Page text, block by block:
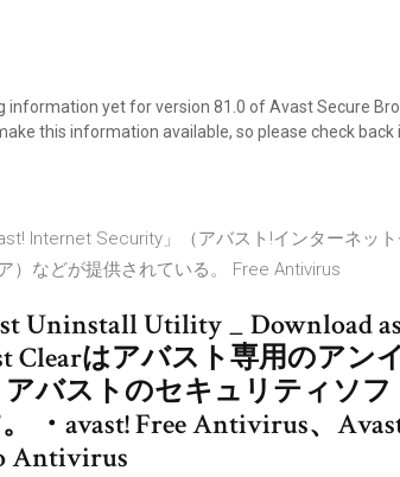
information yet for version 81.0 of Avast Secure
this information available, so please check
Internet Security」（アバスト!インターネッ
）などが提供されている。 Free Antivirus
Uninstall Utility _ Download
Clearはアバスト専用のアン
アバストのセキュリティソ
・avast! Free Antivirus、
Antivirus